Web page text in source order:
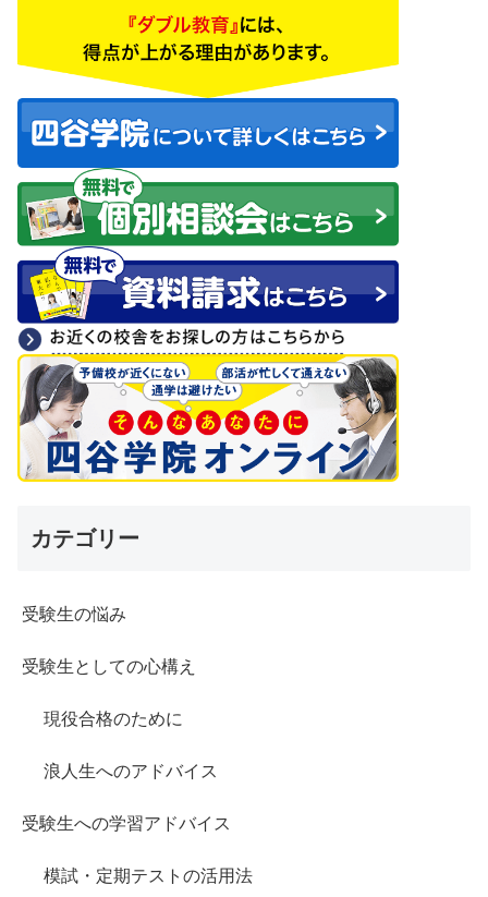
カテゴリー
受験生の悩み
受験生としての心構え
現役合格のために
浪人生へのアドバイス
受験生への学習アドバイス
模試・定期テストの活用法